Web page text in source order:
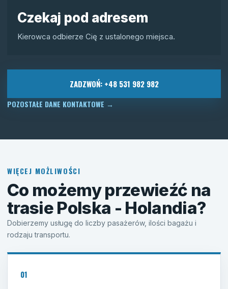
Czekaj pod adresem
Kierowca odbierze Cię z ustalonego miejsca.
ZADZWOŃ: +48 531 982 982
POZOSTAŁE DANE KONTAKTOWE →
WIĘCEJ MOŻLIWOŚCI
Co możemy przewieźć na
trasie Polska - Holandia?
Dobierzemy usługę do liczby pasażerów, ilości bagażu i
rodzaju transportu.
01